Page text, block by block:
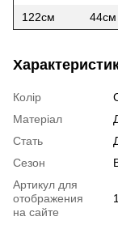
122см
44см
Колір
Матеріал
Стать
Сезон
Артикул для
отображения
на сайте